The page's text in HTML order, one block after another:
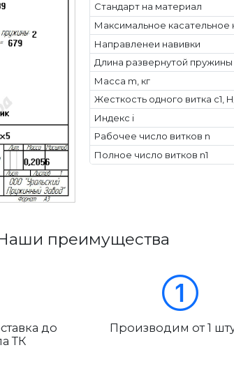
Стандарт на материал
Максимальное
Направленеи навивки
Длина развернутой пружины
Масса m, кг
Жесткость одного витка c1,
Индекс i
Рабочее число витков n
Полное число витков n1
преимущества
до
ТК
Производим от 1